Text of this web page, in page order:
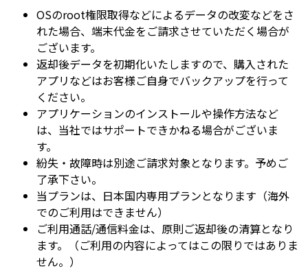
OSのroot権限取得などによるデータの改変などをさ
れた場合、端末代金をご請求させていただく場合が
ございます。
返却後データを初期化いたしますので、購入された
アプリなどはお客様ご自身でバックアップを行って
ください。
アプリケーションのインストールや操作方法など
は、当社ではサポートできかねる場合がございま
す。
紛失・故障時は別途ご請求対象となります。予めご
了承下さい。
当プランは、日本国内専用プランとなります（海外
でのご利用はできません）
ご利用通話/通信料金は、原則ご返却後の清算となり
ます。（ご利用の内容によってはこの限りではありま
せん。）